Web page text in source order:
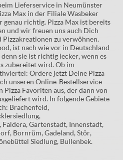
Lieferservice in Neumünster
Max in der Filiale Wasbeker
genau richtig. Pizza Max ist bereits
und wir freuen uns auch Dich
zu verwöhnen.
ist nach wie vor in Deutschland
sie ist richtig lecker, wenn es
zubereitet wird. Ob im
Ordere jetzt Deine Pizza
unseren Online-Bestellservice
Favoriten aus, der dann von
wird. In folgende Gebiete
Brachenfeld,
Gartenstadt, Innenstadt,
Bornrüm, Gadeland, Stör,
Siedlung, Bullenbek.